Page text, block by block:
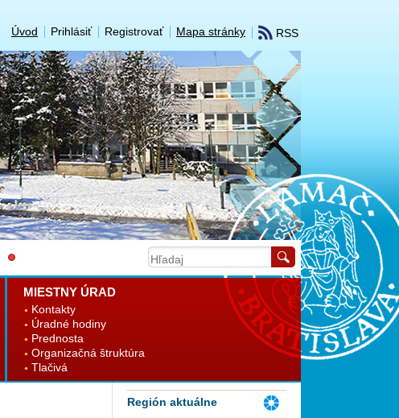
Úvod RSS
Mapa stránky
Registrovať
Prihlásiť
MIESTNY ÚRAD
Kontakty
Úradné hodiny
Prednosta
Organizačná štruktúra
Tlačivá
Región aktuálne